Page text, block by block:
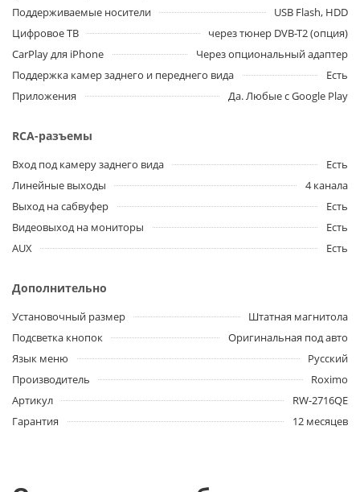
Поддерживаемые носители
USB Flash, HDD
Цифровое ТВ
через тюнер DVB-T2 (опция)
CarPlay для iPhone
Через опциональный адаптер
Поддержка камер заднего и переднего вида
Есть
Приложения
Да. Любые с Google Play
RCA-разъемы
Вход под камеру заднего вида
Есть
Линейные выходы
4 канала
Выход на сабвуфер
Есть
Видеовыход на мониторы
Есть
AUX
Есть
Дополнительно
Установочный размер
Штатная магнитола
Подсветка кнопок
Оригинальная под авто
Язык меню
Русский
Производитель
Roximo
Артикул
RW-2716QE
Гарантия
12 месяцев